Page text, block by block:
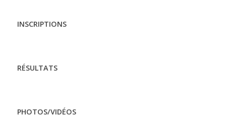
INSCRIPTIONS
RÉSULTATS
PHOTOS/VIDÉOS